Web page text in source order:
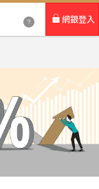
網銀登入
Card+ 信用卡數位服務
企業網路銀行